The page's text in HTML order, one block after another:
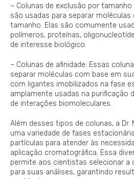
– Colunas de exclusão por tamanho
são usadas para separar moléculas
tamanho. Elas são comumente
polímeros, proteínas,
de interesse biológico.
– Colunas de afinidade: Essas
separar moléculas com base em
com ligantes imobilizados na fase
amplamente usadas na purificação
de interações biomoleculares.
Além desses tipos de colunas, a
uma variedade de fases
partículas para atender às
aplicação cromatográfica. Essa
permite aos cientistas selecionar a
para suas análises, garantindo